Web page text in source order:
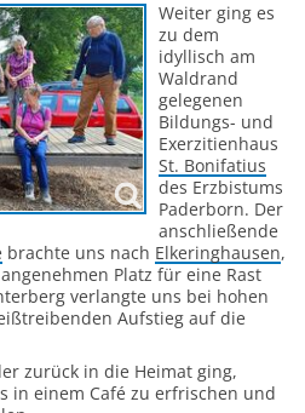
Weiter ging es
zu dem
idyllisch am
Waldrand
gelegenen
Bildungs- und
Exerzitienhaus
St. Bonifatius
des Erzbistums
Paderborn. Der
anschließende
brachte uns nach Elkeringhausen,
Platz für eine Rast
verlangte uns bei hohen
Aufstieg auf die
zurück in die Heimat ging,
in einem Café zu erfrischen und